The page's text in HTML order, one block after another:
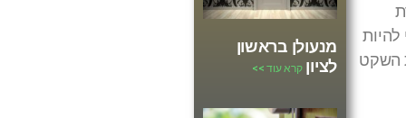
השקט
מנעולן בראשון
לציוןקרא עוד >>